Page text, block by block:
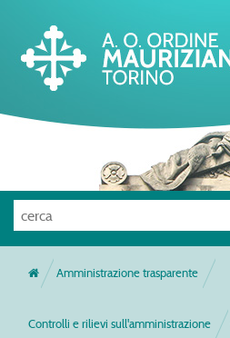
Amministrazione trasparente
Controlli e rilievi sull'amministrazione